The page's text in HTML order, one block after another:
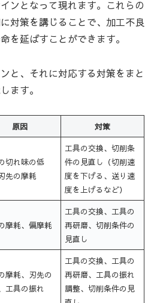
ンとなって現れます。これらの
対策を講じることで、加工不良
を延ばすことができます。
と、それに対応する対策をまと
ます。
原因 対策
切れ味の低
先の摩耗
工具の交換、切削条
件の見直し（切削速
度を下げる、送り速
度を上げるなど）
摩耗、偏摩耗
工具の交換、工具の
再研磨、切削条件の
見直し
摩耗、刃先の
工具の振れ
工具の交換、工具の
再研磨、工具の振れ
調整、切削条件の見